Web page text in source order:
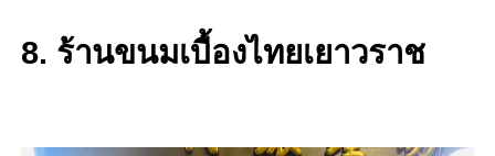
8. ร้านขนมเบื้องไทยเยาวราช